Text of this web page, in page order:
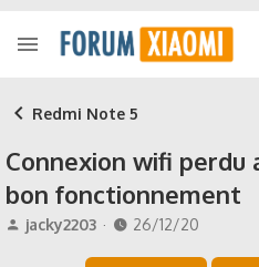
Redmi Note 5
Connexion wifi perdu
bon fonctionnement
A
jacky2203
D
26/12/20